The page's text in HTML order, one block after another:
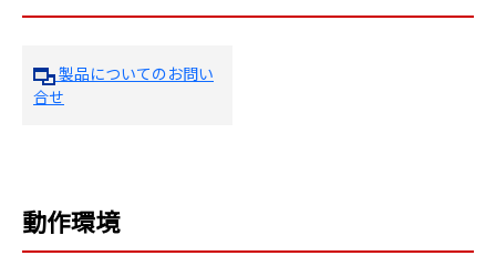
製品についてのお問い
合せ
動作環境